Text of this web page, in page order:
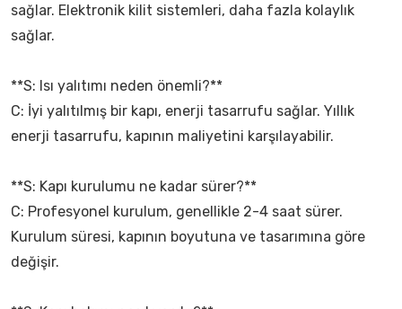
sağlar. Elektronik kilit sistemleri, daha fazla kolaylık
sağlar.
**S: Isı yalıtımı neden önemli?**
C: İyi yalıtılmış bir kapı, enerji tasarrufu sağlar. Yıllık
enerji tasarrufu, kapının maliyetini karşılayabilir.
**S: Kapı kurulumu ne kadar sürer?**
C: Profesyonel kurulum, genellikle 2-4 saat sürer.
Kurulum süresi, kapının boyutuna ve tasarımına göre
değişir.